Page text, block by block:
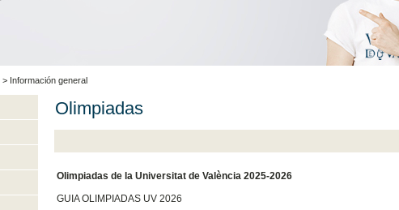
> Información general
Olimpiadas
Olimpiadas de la Universitat de València 2025-2026
GUIA OLIMPIADAS UV 2026